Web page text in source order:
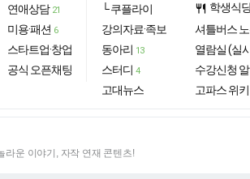
연애상담 21
미용·패션 6
스타트업·창업
공식 오픈채팅
└ 쿠플라이
강의자료·족보
동아리 13
스터디 4
고대뉴스
restaurant 학생식
셔틀버스
열람실 (실
수강신청
고파스 위키
라운 이야기, 자작 연재 콘텐츠!